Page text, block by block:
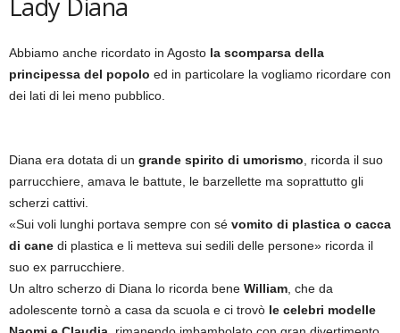
Abbiamo anche ricordato in Agosto la scomparsa della
principessa del popolo ed in particolare la vogliamo ricordare con
dei lati di lei meno pubblico.
Diana era dotata di un grande spirito di umorismo , ricorda il suo
parrucchiere, amava le battute, le barzellette ma soprattutto gli
scherzi cattivi.
«Sui voli lunghi portava sempre con sé vomito di plastica o cacca
di cane di plastica e li metteva sui sedili delle persone» ricorda il
suo ex parrucchiere.
Un altro scherzo di Diana lo ricorda bene William , che da
adolescente tornò a casa da scuola e ci trovò le celebri modelle